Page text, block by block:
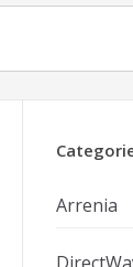
Arrenia